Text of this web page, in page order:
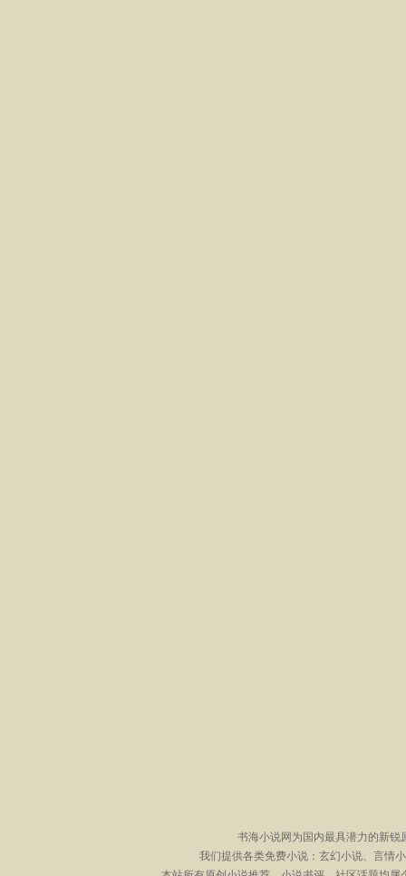
书海小说网为国内最具潜力的新
我们提供各类免费小说：玄幻小说、言情